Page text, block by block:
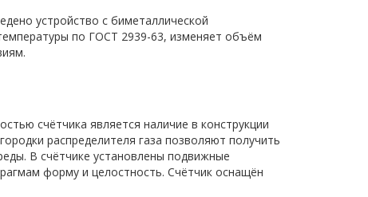
устройство с биметаллической
по ГОСТ 2939-63, изменяет объём
счётчика является наличие в конструкции
распределителя газа позволяют получить
В счётчике установлены подвижные
форму и целостность. Счётчик оснащён